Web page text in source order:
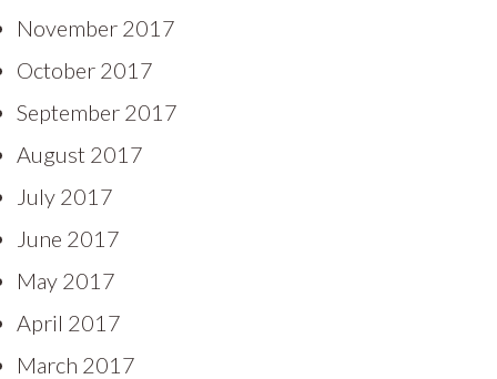
November 2017
October 2017
September 2017
August 2017
July 2017
June 2017
May 2017
April 2017
March 2017